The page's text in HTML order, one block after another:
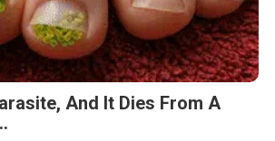
And It Dies From A